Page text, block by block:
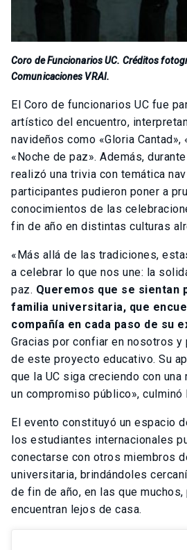
Coro de Funcionarios UC. Créditos
Comunicaciones VRAI.
El Coro de funcionarios UC fue
artístico del encuentro,
navideños como «Gloria
«Noche de paz». Además,
realizó una trivia con temática
participantes pudieron poner a
conocimientos de las
fin de año en distintas culturas
«Más allá de las tradiciones,
a celebrar lo que nos une: la
paz. Queremos que se sientan
familia universitaria, que
compañía en cada paso de su
Gracias por confiar en nosotros
de este proyecto educativo. Su
que la UC siga creciendo con una
un compromiso público»,
El evento constituyó un espacio
los estudiantes internacionales
conectarse con otros miembros
universitaria, brindándoles
de fin de año, en las que
encuentran lejos de casa.